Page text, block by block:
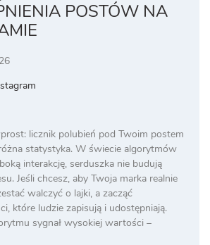
POSTÓW NA
licznik polubień pod Twoim postem
statystyka. W świecie algorytmów
interakcję, serduszka nie budują
Jeśli chcesz, aby Twoja marka realnie
walczyć o lajki, a zacząć
które ludzie zapisują i udostępniają.
sygnał wysokiej wartości –